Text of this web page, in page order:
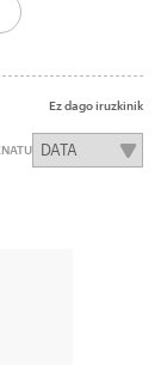
Ez dago iruzkinik